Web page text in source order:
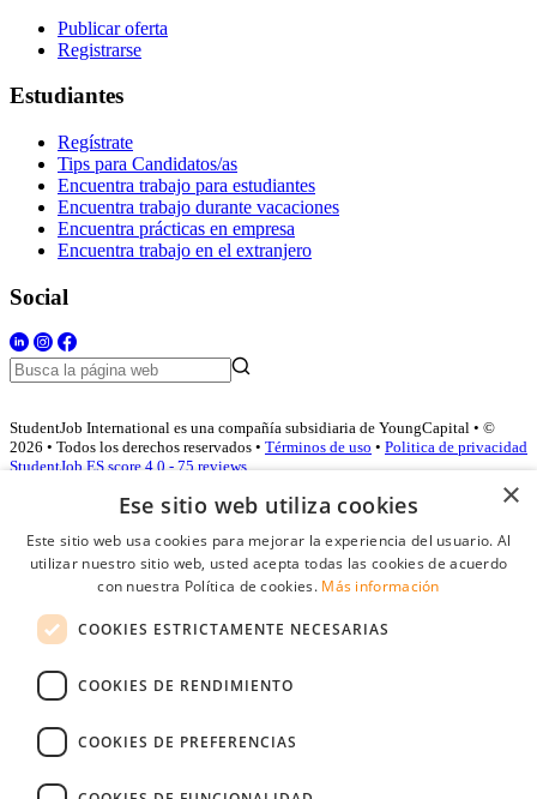
Publicar oferta
Registrarse
Estudiantes
Regístrate
Tips para Candidatos/as
Encuentra trabajo para estudiantes
Encuentra trabajo durante vacaciones
Encuentra prácticas en empresa
Encuentra trabajo en el extranjero
Social
StudentJob International es una compañía subsidiaria de YoungCapital • ©
2026 • Todos los derechos reservados • Términos de uso • Politica de privacidad
StudentJob ES score 4.0 - 75 reviews
Acceso empresas
Contraseña
Recordarme
Conectarse
Registro gratuito empresas
×
Ese sitio web utiliza cookies
Este sitio web usa cookies para mejorar la experiencia del usuario. Al
utilizar nuestro sitio web, usted acepta todas las cookies de acuerdo
con nuestra Política de cookies. Más información
COOKIES ESTRICTAMENTE NECESARIAS
COOKIES DE RENDIMIENTO
COOKIES DE PREFERENCIAS